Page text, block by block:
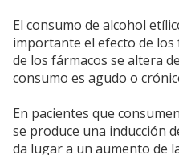
El consumo de alcohol
importante el efecto de los
de los fármacos se altera
consumo es agudo o
En pacientes que
se produce una inducción
da lugar a un aumento de